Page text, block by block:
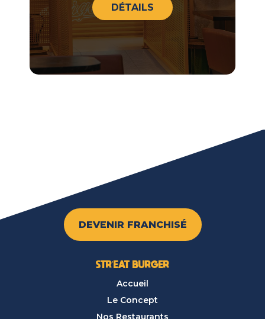
DÉTAILS
DEVENIR FRANCHISÉ
STR’EAT BURGER
Accueil
Le Concept
Nos Restaurants